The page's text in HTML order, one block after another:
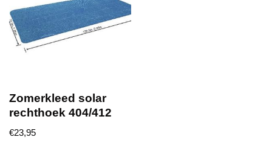
Zomerkleed solar
rechthoek 404/412
€23,95